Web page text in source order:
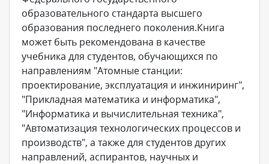
образовательного стандарта высшего
образования последнего поколения.Книга
может быть рекомендована в качестве
учебника для студентов, обучающихся по
направлениям "Атомные станции:
проектирование, эксплуатация и инжиниринг",
"Прикладная математика и информатика",
"Информатика и вычислительная техника",
"Автоматизация технологических процессов и
производств", а также для студентов других
направлений, аспирантов, научных и